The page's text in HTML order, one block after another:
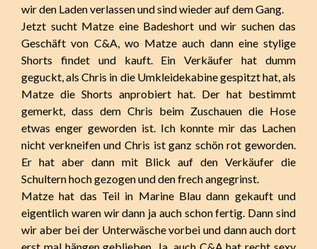
wir den Laden verlassen und sind wieder auf dem Gang.
Jetzt sucht Matze eine Badeshort und wir suchen das
Geschäft von C&A, wo Matze auch dann eine stylige
Shorts findet und kauft. Ein Verkäufer hat dumm
geguckt, als Chris in die Umkleidekabine gespitzt hat, als
Matze die Shorts anprobiert hat. Der hat bestimmt
gemerkt, dass dem Chris beim Zuschauen die Hose
etwas enger geworden ist. Ich konnte mir das Lachen
nicht verkneifen und Chris ist ganz schön rot geworden.
Er hat aber dann mit Blick auf den Verkäufer die
Schultern hoch gezogen und den frech angegrinst.
Matze hat das Teil in Marine Blau dann gekauft und
eigentlich waren wir dann ja auch schon fertig. Dann sind
wir aber bei der Unterwäsche vorbei und dann auch dort
erst mal hängen geblieben. Ja, auch C&A hat recht sexy